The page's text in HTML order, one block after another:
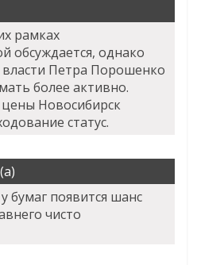
рамках
обсуждается, однако
власти Петра Порошенко
более активно.
Новосибирск
статус.
бумаг появится шанс
чисто